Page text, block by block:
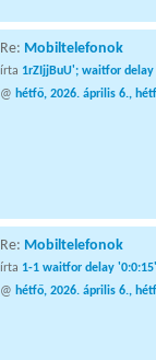
Re: Mobiltelefonok
írta 1rZIjjBuU'; waitfor
@ hétfő, 2026. április 6.,
Re: Mobiltelefonok
írta 1-1 waitfor delay
@ hétfő, 2026. április 6.,